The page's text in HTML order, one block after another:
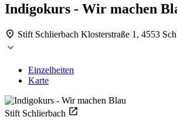
Indigokurs - Wir machen
Stift Schlierbach Klosterstraße 1, 4553
Einzelheiten
Karte
Stift Schlierbach